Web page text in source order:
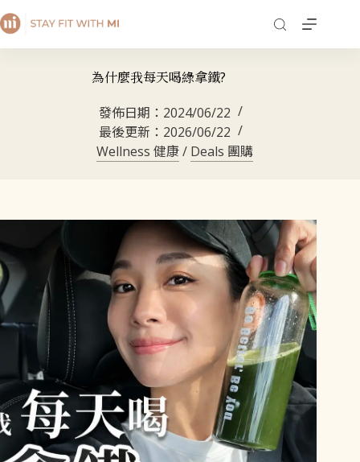
為什麼我每天喝綠拿鐵?
發佈日期： 2024/06/22
最後更新： 2026/06/22
Wellness 健康/ Deals 團購